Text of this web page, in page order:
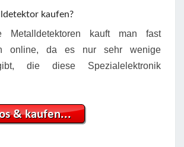
kaufen?
Metalldetektoren kauft man fast
online, da es nur sehr wenige
die diese Spezialelektronik